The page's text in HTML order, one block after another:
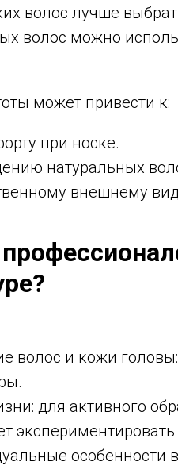
волос лучше
волос можно
может привести к:
при носке.
натуральных
внешнему
волос и кожи
для активного
особенности